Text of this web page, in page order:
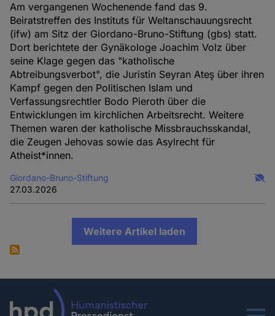
Am vergangenen Wochenende fand das 9.
Beiratstreffen des Instituts für Weltanschauungsrecht
(ifw) am Sitz der Giordano-Bruno-Stiftung (gbs) statt.
Dort berichtete der Gynäkologe Joachim Volz über
seine Klage gegen das "katholische
Abtreibungsverbot", die Juristin Seyran Ateş über ihren
Kampf gegen den Politischen Islam und
Verfassungsrechtler Bodo Pieroth über die
Entwicklungen im kirchlichen Arbeitsrecht. Weitere
Themen waren der katholische Missbrauchsskandal,
die Zeugen Jehovas sowie das Asylrecht für
Atheist*innen.
Giordano-Bruno-Stiftung
27.03.2026
Weitere Artikel laden